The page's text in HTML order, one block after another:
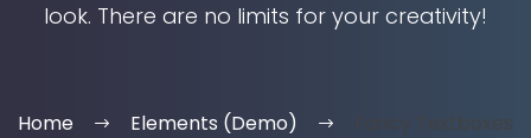
look. There are no limits for your creativity!
Home Elements (Demo)
Fancy Textboxes